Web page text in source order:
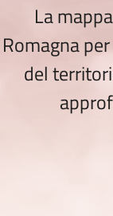
La
Romagna
del